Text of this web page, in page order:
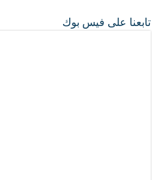
تابعنا على فيس بوك